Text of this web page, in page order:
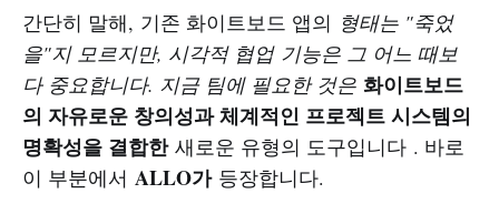
간단히 말해, 기존 화이트보드 앱의 형태는 "죽었
을"지 모르지만, 시각적 협업 기능은 그 어느 때보
다 중요합니다. 지금 팀에 필요한 것은 화이트보드
의 자유로운 창의성과 체계적인 프로젝트 시스템의
명확성을 결합한새로운 유형의 도구입니다 . 바로
이 부분에서 ALLO가등장합니다.